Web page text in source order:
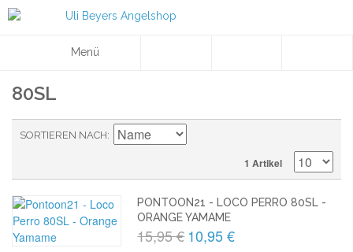
Menü
80SL
SORTIEREN NACH
1 Artikel
PONTOON21 - LOCO PERRO 80SL -
ORANGE YAMAME
15,95 €10,95 €